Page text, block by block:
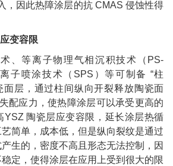
，因此热障涂层的抗CMAS 侵蚀性得
变容限
、等离子物理气相沉积技术（ PS-
子喷涂技术（ SPS ）等可制备 “柱
面层，通过柱间纵向开裂释放陶瓷面
配应力，使热障涂层可以承受更高的
YSZ 陶瓷层应变容限，延长涂层热循
简单，成本低，但是纵向裂纹是通过
生的，密度不高且形态无法控制，因
定，使得涂层在应用上受到很大的限